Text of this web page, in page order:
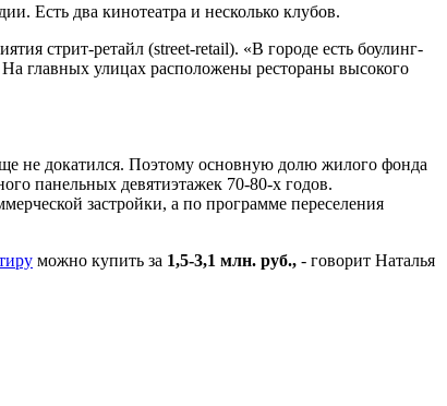
Есть два кинотеатра и несколько клубов.
стрит-ретайл (street-retail). «В городе есть боулинг-
главных улицах расположены рестораны высокого
не докатился. Поэтому основную долю жилого фонда
панельных девятиэтажек 70-80-х годов.
застройки, а по программе переселения
можно купить за 1,5-3,1 млн. руб., - говорит Наталья